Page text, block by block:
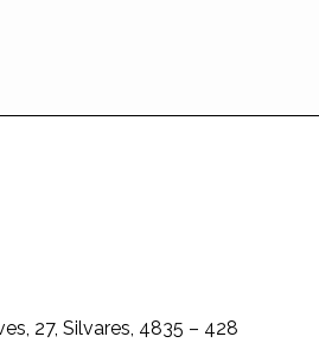
27, Silvares, 4835 – 428